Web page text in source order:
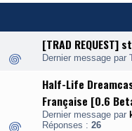
[TRAD REQUEST]
Dernier message par
Half-Life
Française [0.6
Dernier message par
Réponses : 26